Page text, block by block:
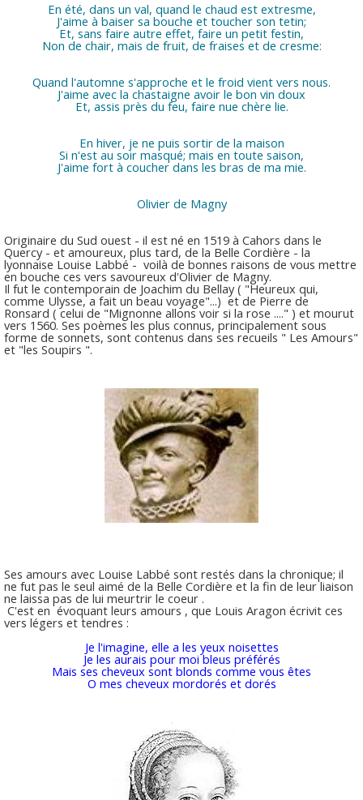
En été, dans un val, quand le chaud est extresme,
J'aime à baiser sa bouche et toucher son tetin;
Et, sans faire autre effet, faire un petit festin,
Non de chair, mais de fruit, de fraises et de cresme:
Quand l'automne s'approche et le froid vient vers nous.
J'aime avec la chastaigne avoir le bon vin doux
Et, assis près du feu, faire nue chère lie.
En hiver, je ne puis sortir de la maison
Si n'est au soir masqué; mais en toute saison,
J'aime fort à coucher dans les bras de ma mie.
Olivier de Magny
Originaire du Sud ouest - il est né en 1519 à Cahors dans le
Quercy - et amoureux, plus tard, de la Belle Cordière - la
lyonnaise Louise Labbé - voilà de bonnes raisons de vous mettre
en bouche ces vers savoureux d'Olivier de Magny.
Il fut le contemporain de Joachim du Bellay ( "Heureux qui,
comme Ulysse, a fait un beau voyage"...) et de Pierre de
Ronsard ( celui de "Mignonne allons voir si la rose ...." ) et mourut
vers 1560. Ses poèmes les plus connus, principalement sous
forme de sonnets, sont contenus dans ses recueils " Les Amours"
et "les Soupirs ".
Ses amours avec Louise Labbé sont restés dans la chronique; il
ne fut pas le seul aimé de la Belle Cordière et la fin de leur liaison
ne laissa pas de lui meurtrir le coeur .
C'est en évoquant leurs amours , que Louis Aragon écrivit ces
vers légers et tendres :
Je l'imagine, elle a les yeux noisettes
Je les aurais pour moi bleus préférés
Mais ses cheveux sont blonds comme vous êtes
O mes cheveux mordorés et dorés